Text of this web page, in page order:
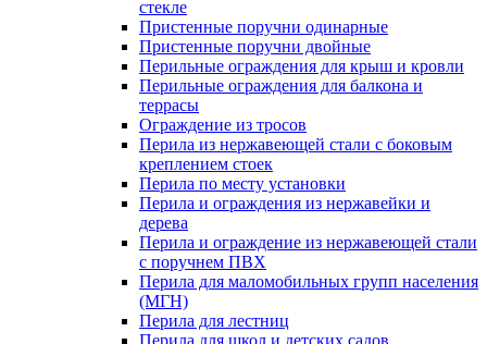
стекле
Пристенные поручни одинарные
Пристенные поручни двойные
Перильные ограждения для крыш и кровли
Перильные ограждения для балкона и
террасы
Ограждение из тросов
Перила из нержавеющей стали с боковым
креплением стоек
Перила по месту установки
Перила и ограждения из нержавейки и
дерева
Перила и ограждение из нержавеющей стали
с поручнем ПВХ
Перила для маломобильных групп населения
(МГН)
Перила для лестниц
Перила для школ и детских садов